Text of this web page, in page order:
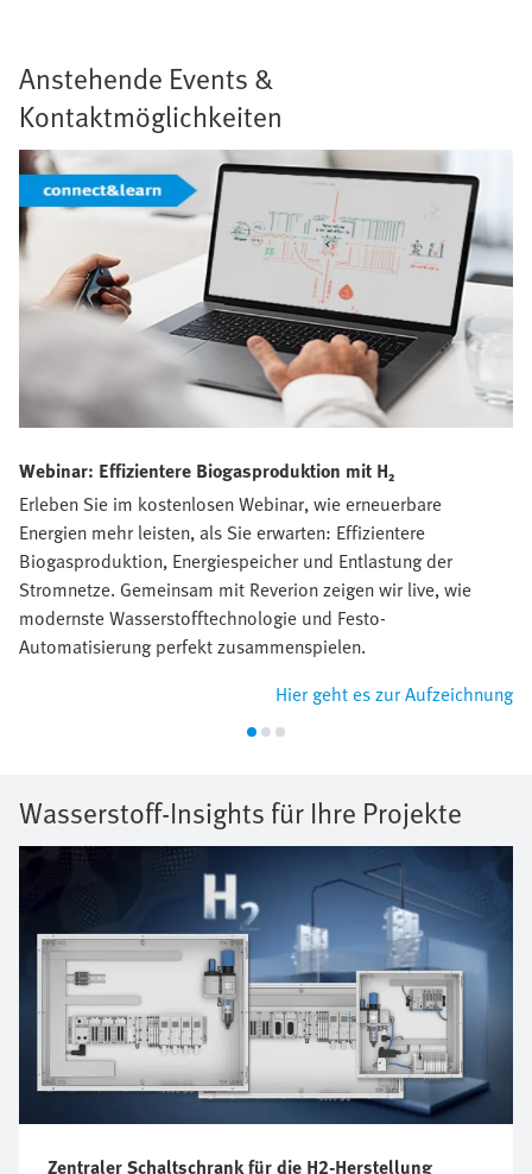
Anstehende Events &
Kontaktmöglichkeiten
Webinar: Effizientere Biogasproduktion mit H₂
Erleben Sie im kostenlosen Webinar, wie erneuerbare
Energien mehr leisten, als Sie erwarten: Effizientere
Biogasproduktion, Energiespeicher und Entlastung der
Stromnetze. Gemeinsam mit Reverion zeigen wir live, wie
modernste Wasserstofftechnologie und Festo-
Automatisierung perfekt zusammenspielen.
Hier geht es zur Aufzeichnung
Wasserstoff-Insights für Ihre Projekte
Zentraler Schaltschrank für die H2-Herstellung